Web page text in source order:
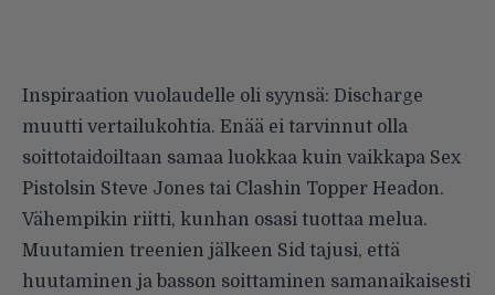
Inspiraation vuolaudelle oli syynsä: Discharge
muutti vertailukohtia. Enää ei tarvinnut olla
soittotaidoiltaan samaa luokkaa kuin vaikkapa Sex
Pistolsin Steve Jones tai Clashin Topper Headon.
Vähempikin riitti, kunhan osasi tuottaa melua.
Muutamien treenien jälkeen Sid tajusi, että
huutaminen ja basson soittaminen samanaikaisesti